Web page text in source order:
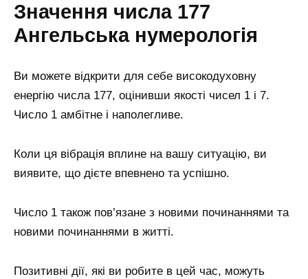
Значення числа 177
Ангельська нумерологія
Ви можете відкрити для себе високодуховну
енергію числа 177, оцінивши якості чисел 1 і 7.
Число 1 амбітне і наполегливе.
Коли ця вібрація вплине на вашу ситуацію, ви
виявите, що дієте впевнено та успішно.
Число 1 також пов’язане з новими починаннями та
новими починаннями в житті.
Позитивні дії, які ви робите в цей час, можуть